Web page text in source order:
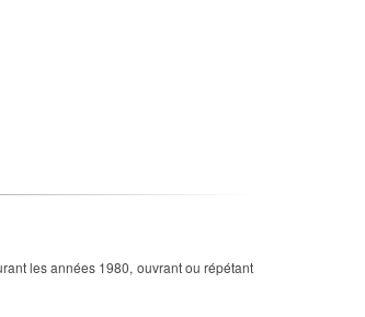
les années 1980, ouvrant ou répétant